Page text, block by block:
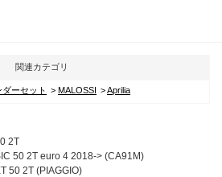
関連カテゴリ
ーセット MALOSSI Aprilia
2T
50 2T euro 4 2018-> (CA91M)
50 2T (PIAGGIO)